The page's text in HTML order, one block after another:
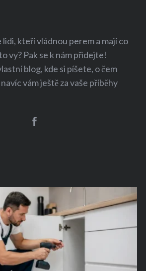
lidi, kteří vládnou perem a mají co
vy? Pak se k nám přidejte!
blog, kde si píšete, o čem
vám ještě za vaše příběhy